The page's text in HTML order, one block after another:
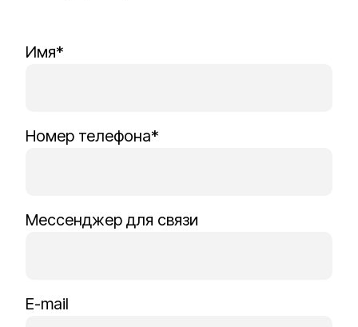
Имя*
Номер телефона*
Мессенджер для связи
E-mail